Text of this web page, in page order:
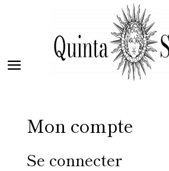
Mon compte
Se connecter